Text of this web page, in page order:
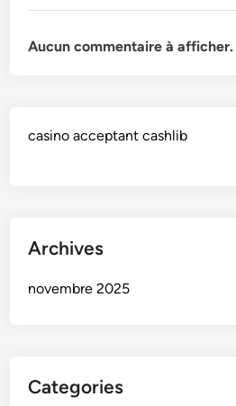
Aucun commentaire à afficher.
casino acceptant cashlib
Archives
novembre 2025
Categories